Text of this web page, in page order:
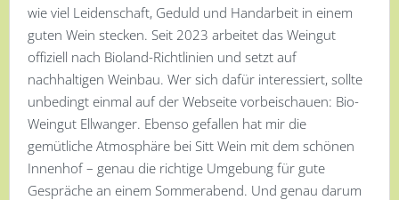
wie viel Leidenschaft, Geduld und Handarbeit in einem
guten Wein stecken. Seit 2023 arbeitet das Weingut
offiziell nach Bioland-Richtlinien und setzt auf
nachhaltigen Weinbau. Wer sich dafür interessiert, sollte
unbedingt einmal auf der Webseite vorbeischauen: Bio-
Weingut Ellwanger. Ebenso gefallen hat mir die
gemütliche Atmosphäre bei Sitt Wein mit dem schönen
Innenhof – genau die richtige Umgebung für gute
Gespräche an einem Sommerabend. Und genau darum